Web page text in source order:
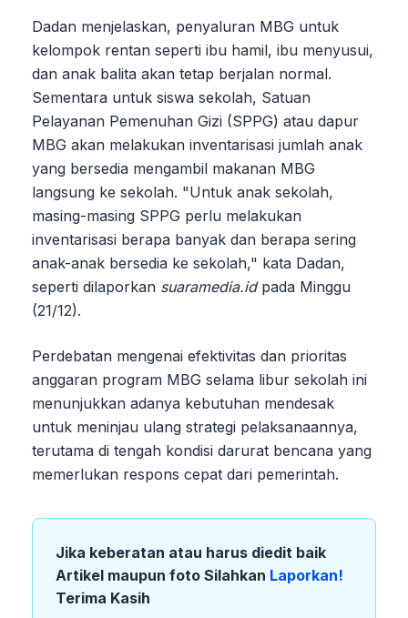
Dadan menjelaskan, penyaluran MBG untuk
kelompok rentan seperti ibu hamil, ibu menyusui,
dan anak balita akan tetap berjalan normal.
Sementara untuk siswa sekolah, Satuan
Pelayanan Pemenuhan Gizi (SPPG) atau dapur
MBG akan melakukan inventarisasi jumlah anak
yang bersedia mengambil makanan MBG
langsung ke sekolah. "Untuk anak sekolah,
masing-masing SPPG perlu melakukan
inventarisasi berapa banyak dan berapa sering
anak-anak bersedia ke sekolah," kata Dadan,
seperti dilaporkan suaramedia.idpada Minggu
(21/12).
Perdebatan mengenai efektivitas dan prioritas
anggaran program MBG selama libur sekolah ini
menunjukkan adanya kebutuhan mendesak
untuk meninjau ulang strategi pelaksanaannya,
terutama di tengah kondisi darurat bencana yang
memerlukan respons cepat dari pemerintah.
Jika keberatan atau harus diedit baik
Artikel maupun foto Silahkan Laporkan!
Terima Kasih